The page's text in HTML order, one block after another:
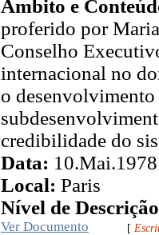
Âmbito e
proferido por
Conselho
internacional no
o desenvolvimento
credibilidade do
Data: 10.Mai.1978
Local: Paris
Nível de
Ver Documento [